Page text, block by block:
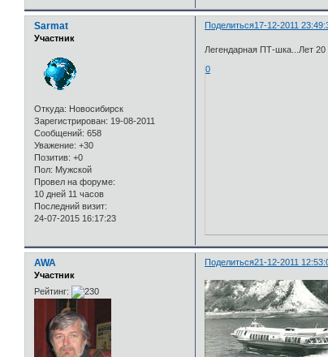
Поделиться17-12-2011
Sarmat
Участник
Откуда: Новосибирск
Зарегистрирован: 19-08-2011
Сообщений: 658
Уважение: +30
Позитив: +0
Пол: Мужской
Провел на форуме:
10 дней 11 часов
Последний визит:
24-07-2015 16:17:23
Легендарная ПТ-шка...Лет 20
0
Поделиться21-12-2011
AWA
Участник
Рейтинг: